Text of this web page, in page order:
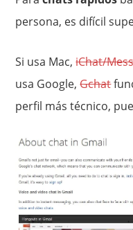
persona, es difícil
Si usa Mac,iChat/
usa Google,Gchat
perfil más técnico,